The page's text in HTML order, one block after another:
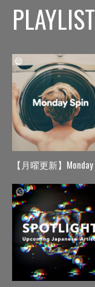
PLAYLIST